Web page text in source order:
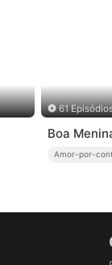
61
Boa
Amor-por-